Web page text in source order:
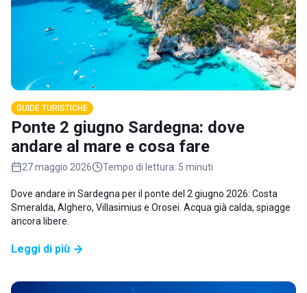
GUIDE TURISTICHE
Ponte 2 giugno Sardegna: dove
andare al mare e cosa fare
27 maggio 2026 Tempo di lettura: 5 minuti
Dove andare in Sardegna per il ponte del 2 giugno 2026: Costa
Smeralda, Alghero, Villasimius e Orosei. Acqua già calda, spiagge
ancora libere.
Leggi di più